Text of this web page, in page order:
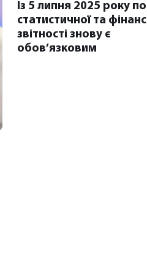
Із 5 липня 2025 року
статистичної та
звітності знову є
обов’язковим